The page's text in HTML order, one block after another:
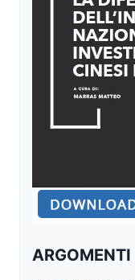
ARGOMENTI